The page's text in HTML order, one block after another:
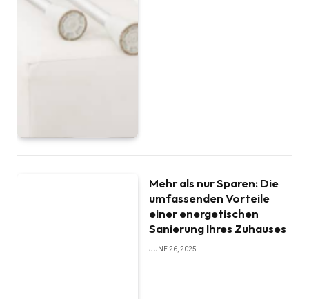
Mehr als nur Sparen: Die
umfassenden Vorteile
einer energetischen
Sanierung Ihres Zuhauses
JUNE 26, 2025